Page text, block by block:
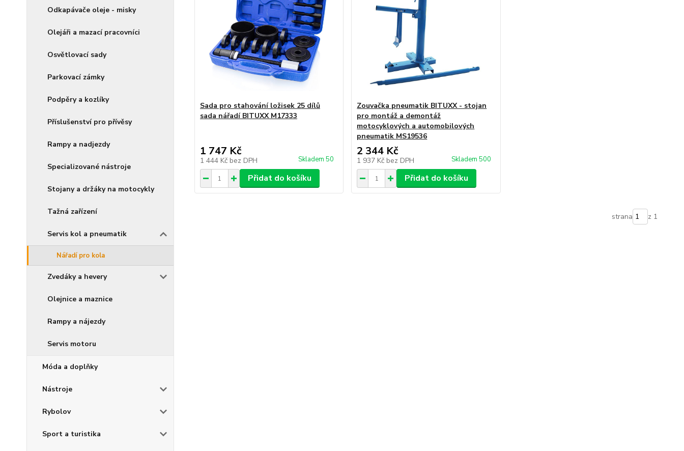
Odkapávače oleje - misky
Olejáři a mazací pracovníci
Osvětlovací sady
Parkovací zámky
Podpěry a kozlíky
Příslušenství pro přívěsy
Rampy a nadjezdy
Specializované nástroje
Stojany a držáky na motocykly
Tažná zařízení
Servis kol a pneumatik
Nářadí pro kola
Zvedáky a hevery
Olejnice a maznice
Rampy a nájezdy
Servis motoru
Móda a doplňky
Nástroje
Rybolov
Sport a turistika
Sada pro stahování ložisek 25 dílů
sada nářadí BITUXX M17333
1 747 Kč
1 444 Kč bez DPH Skladem 50
Přidat do košíku
Zouvačka pneumatik BITUXX - stojan
pro montáž a demontáž
motocyklových a automobilových
pneumatik MS19536
2 344 Kč
1 937 Kč bez DPH Skladem 500
Přidat do košíku
strana z 1